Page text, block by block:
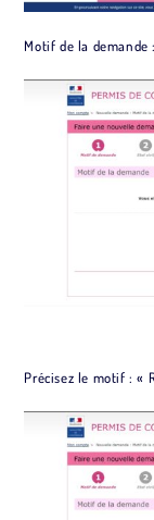
Motif de la demande
Précisez le motif : «